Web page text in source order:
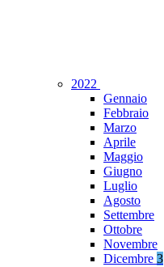
2022
Gennaio
Febbraio
Marzo
Aprile
Maggio
Giugno
Luglio
Agosto
Settembre
Ottobre
Novembre
Dicembre 3